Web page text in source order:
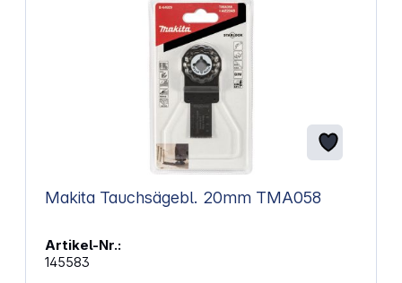
Makita Tauchsägebl. 20mm TMA058
Artikel-Nr.:
145583